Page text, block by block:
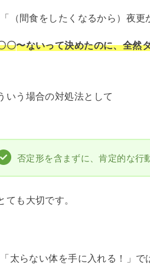
「（間食をしたくなるから）夜
〇〜ないって決めたのに、全然
いう場合の対処法として
否定形を含まずに、肯定的な行
ても大切です。
「太らない体を手に入れる！」で